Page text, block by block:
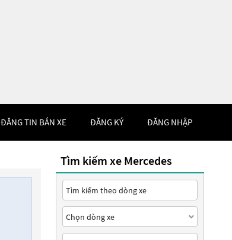
ĐĂNG TIN BÁN XE ĐĂNG KÝ ĐĂNG NHẬP
Tìm kiếm xe Mercedes